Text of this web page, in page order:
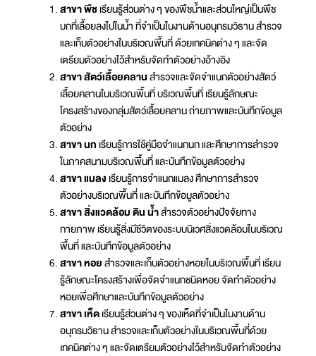
สาขา พืชเรียนรู้ส่วนต่าง ๆ ของพืชน้ำและส่วนใหญ่เป็นพืช
บกที่เลื้อยลงไปในน้ำ ที่จำเป็นในงานด้านอนุกรมวิธาน สำรวจ
และเก็บตัวอย่างในบริเวณพื้นที่ ด้วยเทคนิคต่าง ๆ และจัด
เตรียมตัวอย่างไว้สำหรับจัดทำตัวอย่างอ้างอิง
สาขา สัตว์เลื้อยคลานสำรวจและจัดจำแนกตัวอย่างสัตว์
เลื้อยคลานในบริเวณพื้นที่ บริเวณพื้นที่ เรียนรู้ลักษณะ
โครงสร้างของกลุ่มสัตว์เลื้อยคลาน ถ่ายภาพและบันทึกข้อมูล
ตัวอย่าง
สาขา นก เรียนรู้การใช้คู่มือจำแนกนก และศึกษาการสำรวจ
ในภาคสนามบริเวณพื้นที่ และบันทึกข้อมูลตัวอย่าง
สาขา แมลง เรียนรู้การจำแนกแมลง ศึกษาการสำรวจ
ตัวอย่างบริเวณพื้นที่ และบันทึกข้อมูลตัวอย่าง
สาขา สิ่งแวดล้อม ดิน น้ำสำรวจตัวอย่างปัจจัยทาง
กายภาพ เรียนรู้สิ่งมีชีวิตของระบบนิเวศสิ่งแวดล้อมในบริเวณ
พื้นที่ และบันทึกข้อมูลตัวอย่าง
สาขา หอยสำรวจและเก็บตัวอย่างหอยในบริเวณพื้นที่ เรียน
รู้ลักษณะโครงสร้างเพื่อจัดจำแนกชนิดหอย จัดทำตัวอย่าง
หอยเพื่อศึกษาและบันทึกข้อมูลตัวอย่าง
สาขา เห็ดเรียนรู้ส่วนต่าง ๆ ของเห็ดที่จำเป็นในงานด้าน
อนุกรมวิธาน สำรวจและเก็บตัวอย่างในบริเวณพื้นที่ด้วย
เทคนิคต่าง ๆ และจัดเตรียมตัวอย่างไว้สำหรับจัดทำตัวอย่าง